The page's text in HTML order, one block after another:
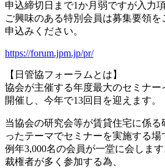
申込締切日まで1か月弱ですが入力
ご興味のある特別会員は募集要領
申込みください。
https://forum.jpm.jp/pr/
【日管協フォーラムとは】
協会が主催する年度最大のセミナー
開催し、今年で13回目を迎えます。
当協会の研究会等が賃貸住宅に係
ったテーマでセミナーを実施する場
例年3,000名の会員が一堂に会しま
裁権者が多く参加する為、